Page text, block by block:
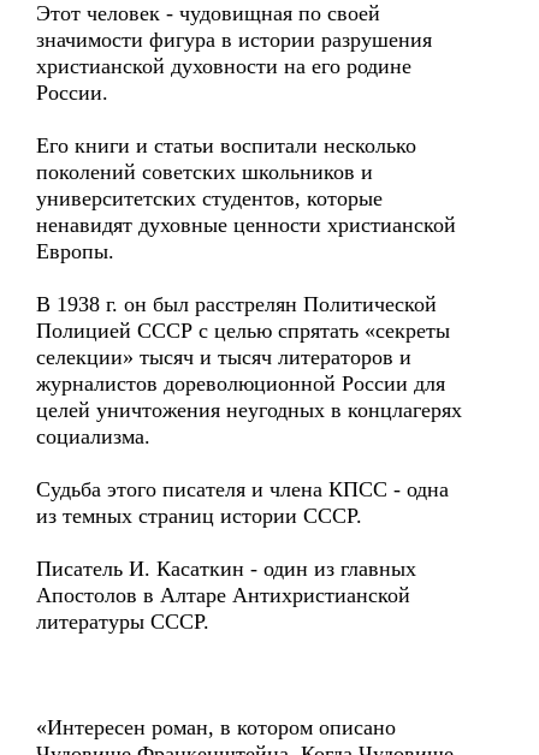
Этот человек - чудовищная по своей
значимости фигура в истории разрушения
христианской духовности на его родине
России.
Его книги и статьи воспитали несколько
поколений советских школьников и
университетских студентов, которые
ненавидят духовные ценности христианской
Европы.
В 1938 г. он был расстрелян Политической
Полицией СССР с целью спрятать «секреты
селекции» тысяч и тысяч литераторов и
журналистов дореволюционной России для
целей уничтожения неугодных в концлагерях
социализма.
Судьба этого писателя и члена КПСС - одна
из темных страниц истории СССР.
Писатель И. Касаткин - один из главных
Апостолов в Алтаре Антихристианской
литературы СССР.
«Интересен роман, в котором описано